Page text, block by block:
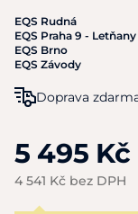
EQS Rudná
EQS Praha 9 - Letňany
EQS Brno
EQS Závody
Doprava
5 495 Kč
4 541 Kč bez DPH